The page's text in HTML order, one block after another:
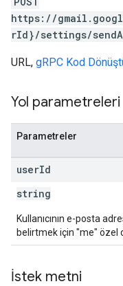
https://
rId}/settings/
URL, gRPC Kod
Yol parametreleri
Parametreler
userId
string
Kullanıcının e-posta
belirtmek için "me" özel
İstek metni